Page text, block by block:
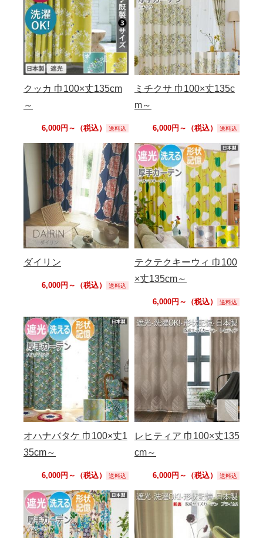
クッカ 巾100×丈135cm
～
6,000円～（税込） 送料込
ミチクサ 巾100×丈135c
m～
6,000円～（税込） 送料込
ダイリン
6,000円～（税込） 送料込
テクテクキーウィ 巾100
×丈135cm～
6,000円～（税込） 送料込
オハナバタケ 巾100×丈1
35cm～
6,000円～（税込） 送料込
レヒティア 巾100×丈135
cm～
6,000円～（税込） 送料込